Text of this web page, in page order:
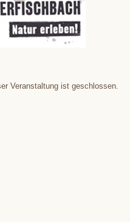
Veranstaltung ist geschlossen.